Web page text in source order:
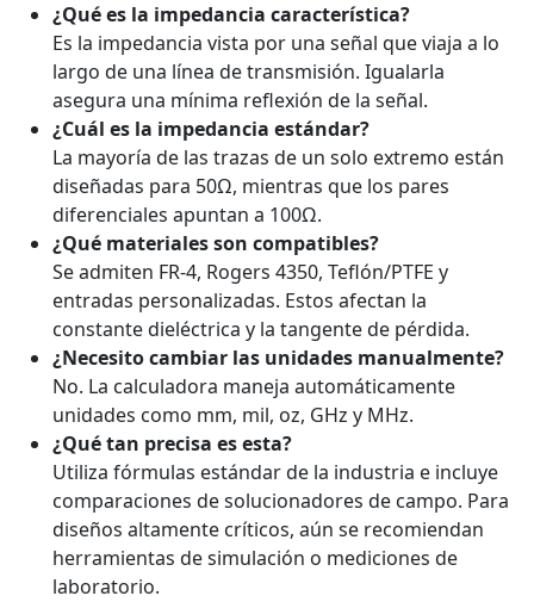
¿Qué es la impedancia característica?
Es la impedancia vista por una señal que viaja a lo
largo de una línea de transmisión. Igualarla
asegura una mínima reflexión de la señal.
¿Cuál es la impedancia estándar?
La mayoría de las trazas de un solo extremo están
diseñadas para 50Ω, mientras que los pares
diferenciales apuntan a 100Ω.
¿Qué materiales son compatibles?
Se admiten FR-4, Rogers 4350, Teflón/PTFE y
entradas personalizadas. Estos afectan la
constante dieléctrica y la tangente de pérdida.
¿Necesito cambiar las unidades manualmente?
No. La calculadora maneja automáticamente
unidades como mm, mil, oz, GHz y MHz.
¿Qué tan precisa es esta?
Utiliza fórmulas estándar de la industria e incluye
comparaciones de solucionadores de campo. Para
diseños altamente críticos, aún se recomiendan
herramientas de simulación o mediciones de
laboratorio.